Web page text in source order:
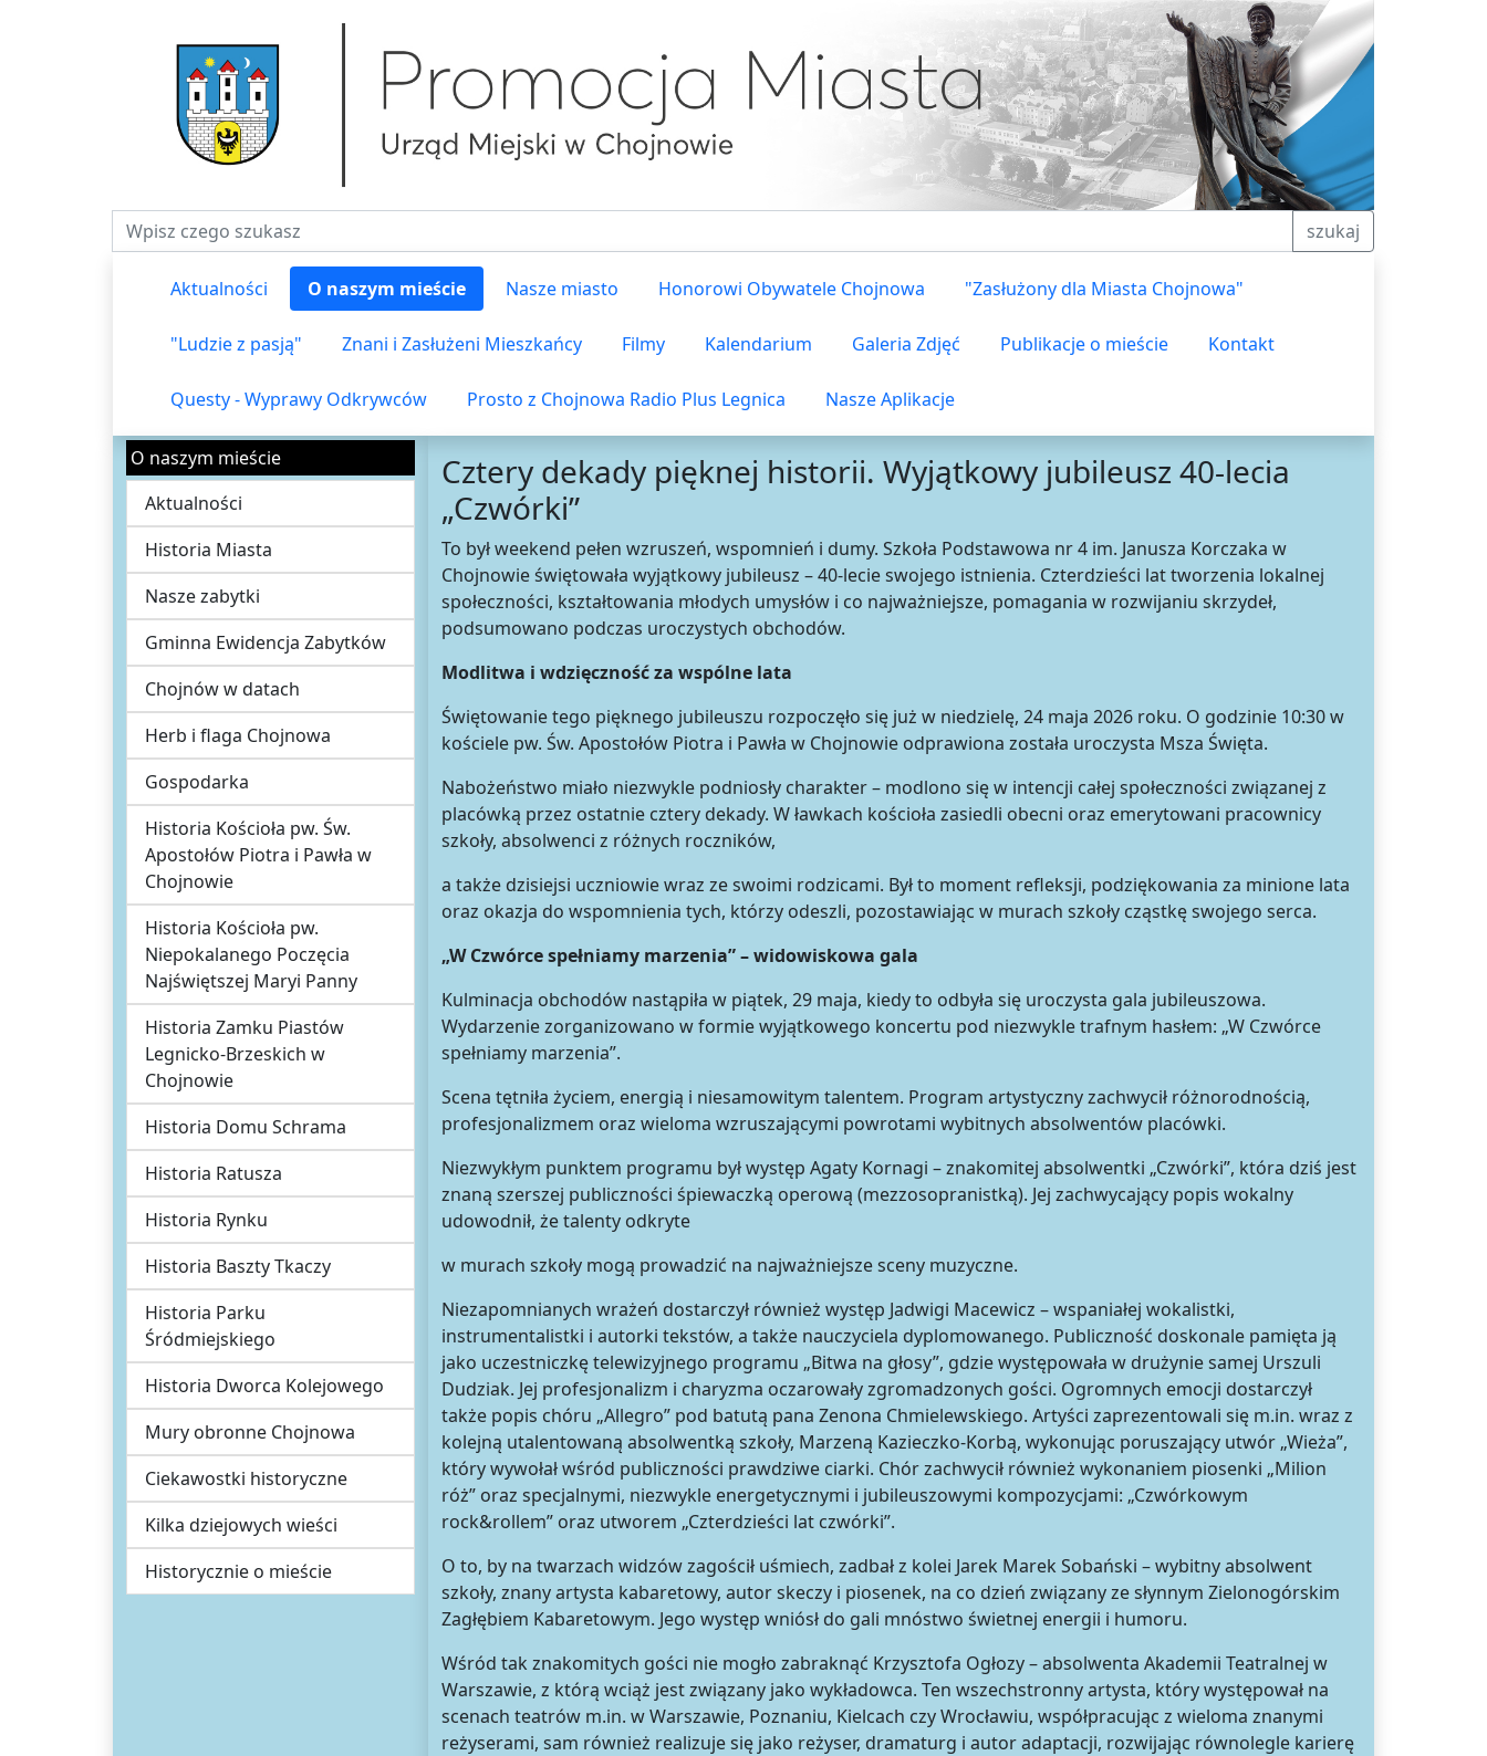
Fraza do wyszukiwania szukaj
Aktualności O naszym mieście Nasze miasto Honorowi Obywatele Chojnowa "Zasłużony dla Miasta Chojnowa"
"Ludzie z pasją" Znani i Zasłużeni Mieszkańcy Filmy Kalendarium Galeria Zdjęć Publikacje o mieście Kontakt
Questy - Wyprawy Odkrywców Prosto z Chojnowa Radio Plus Legnica Nasze Aplikacje
O naszym mieście
Aktualności
Historia Miasta
Nasze zabytki
Gminna Ewidencja Zabytków
Chojnów w datach
Herb i flaga Chojnowa
Gospodarka
Historia Kościoła pw. Św.
Apostołów Piotra i Pawła w
Chojnowie
Historia Kościoła pw.
Niepokalanego Poczęcia
Najświętszej Maryi Panny
Historia Zamku Piastów
Legnicko-Brzeskich w
Chojnowie
Historia Domu Schrama
Historia Ratusza
Historia Rynku
Historia Baszty Tkaczy
Historia Parku
Śródmiejskiego
Historia Dworca Kolejowego
Mury obronne Chojnowa
Ciekawostki historyczne
Kilka dziejowych wieści
Historycznie o mieście
Cztery dekady pięknej historii. Wyjątkowy jubileusz 40-lecia
„Czwórki”
To był weekend pełen wzruszeń, wspomnień i dumy. Szkoła Podstawowa nr 4 im. Janusza Korczaka w
Chojnowie świętowała wyjątkowy jubileusz – 40-lecie swojego istnienia. Czterdzieści lat tworzenia lokalnej
społeczności, kształtowania młodych umysłów i co najważniejsze, pomagania w rozwijaniu skrzydeł,
podsumowano podczas uroczystych obchodów.
Modlitwa i wdzięczność za wspólne lata
Świętowanie tego pięknego jubileuszu rozpoczęło się już w niedzielę, 24 maja 2026 roku. O godzinie 10:30 w
kościele pw. Św. Apostołów Piotra i Pawła w Chojnowie odprawiona została uroczysta Msza Święta.
Nabożeństwo miało niezwykle podniosły charakter – modlono się w intencji całej społeczności związanej z
placówką przez ostatnie cztery dekady. W ławkach kościoła zasiedli obecni oraz emerytowani pracownicy
szkoły, absolwenci z różnych roczników,
a także dzisiejsi uczniowie wraz ze swoimi rodzicami. Był to moment refleksji, podziękowania za minione lata
oraz okazja do wspomnienia tych, którzy odeszli, pozostawiając w murach szkoły cząstkę swojego serca.
„W Czwórce spełniamy marzenia” – widowiskowa gala
Kulminacja obchodów nastąpiła w piątek, 29 maja, kiedy to odbyła się uroczysta gala jubileuszowa.
Wydarzenie zorganizowano w formie wyjątkowego koncertu pod niezwykle trafnym hasłem: „W Czwórce
spełniamy marzenia”.
Scena tętniła życiem, energią i niesamowitym talentem. Program artystyczny zachwycił różnorodnością,
profesjonalizmem oraz wieloma wzruszającymi powrotami wybitnych absolwentów placówki.
Niezwykłym punktem programu był występ Agaty Kornagi – znakomitej absolwentki „Czwórki”, która dziś jest
znaną szerszej publiczności śpiewaczką operową (mezzosopranistką). Jej zachwycający popis wokalny
udowodnił, że talenty odkryte
w murach szkoły mogą prowadzić na najważniejsze sceny muzyczne.
Niezapomnianych wrażeń dostarczył również występ Jadwigi Macewicz – wspaniałej wokalistki,
instrumentalistki i autorki tekstów, a także nauczyciela dyplomowanego. Publiczność doskonale pamięta ją
jako uczestniczkę telewizyjnego programu „Bitwa na głosy”, gdzie występowała w drużynie samej Urszuli
Dudziak. Jej profesjonalizm i charyzma oczarowały zgromadzonych gości. Ogromnych emocji dostarczył
także popis chóru „Allegro” pod batutą pana Zenona Chmielewskiego. Artyści zaprezentowali się m.in. wraz z
kolejną utalentowaną absolwentką szkoły, Marzeną Kazieczko-Korbą, wykonując poruszający utwór „Wieża”,
który wywołał wśród publiczności prawdziwe ciarki. Chór zachwycił również wykonaniem piosenki „Milion
róż” oraz specjalnymi, niezwykle energetycznymi i jubileuszowymi kompozycjami: „Czwórkowym
rock&rollem” oraz utworem „Czterdzieści lat czwórki”.
O to, by na twarzach widzów zagościł uśmiech, zadbał z kolei Jarek Marek Sobański – wybitny absolwent
szkoły, znany artysta kabaretowy, autor skeczy i piosenek, na co dzień związany ze słynnym Zielonogórskim
Zagłębiem Kabaretowym. Jego występ wniósł do gali mnóstwo świetnej energii i humoru.
Wśród tak znakomitych gości nie mogło zabraknąć Krzysztofa Ogłozy – absolwenta Akademii Teatralnej w
Warszawie, z którą wciąż jest związany jako wykładowca. Ten wszechstronny artysta, który występował na
scenach teatrów m.in. w Warszawie, Poznaniu, Kielcach czy Wrocławiu, współpracując z wieloma znanymi
reżyserami, sam również realizuje się jako reżyser, dramaturg i autor adaptacji, rozwijając równolegle karierę